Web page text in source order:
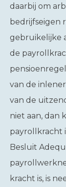
daarbij om
bedrijfseigen
gebruikelijke
de
van de
van de
niet aan, dan
payrollkracht
Besluit
kracht is, is